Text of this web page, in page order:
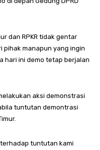
dan RPKR tidak gentar
pihak manapun yang ingin
hari ini demo tetap berjalan
aksi demonstrasi
tuntutan demontrasi
terhadap tuntutan kami